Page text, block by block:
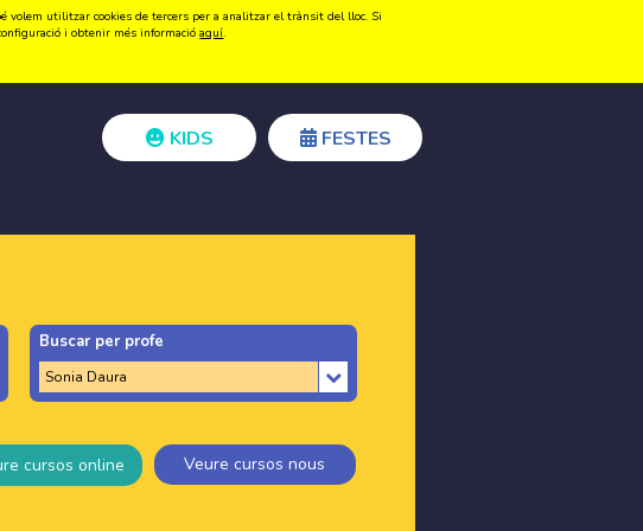
Registrar-se Accedir
KIDS FESTES
Buscar per profe
cursos online
Veure cursos nous
volem utilitzar cookies de tercers per a analitzar el trànsit del lloc. Si
i obtenir més informacióaquí.